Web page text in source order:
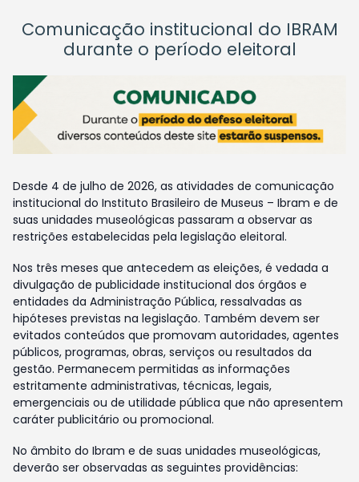
Comunicação institucional do IBRAM
durante o período eleitoral
Desde 4 de julho de 2026, as atividades de comunicação
institucional do Instituto Brasileiro de Museus – Ibram e de
suas unidades museológicas passaram a observar as
restrições estabelecidas pela legislação eleitoral.
Nos três meses que antecedem as eleições, é vedada a
divulgação de publicidade institucional dos órgãos e
entidades da Administração Pública, ressalvadas as
hipóteses previstas na legislação. Também devem ser
evitados conteúdos que promovam autoridades, agentes
públicos, programas, obras, serviços ou resultados da
gestão. Permanecem permitidas as informações
estritamente administrativas, técnicas, legais,
emergenciais ou de utilidade pública que não apresentem
caráter publicitário ou promocional.
No âmbito do Ibram e de suas unidades museológicas,
deverão ser observadas as seguintes providências: